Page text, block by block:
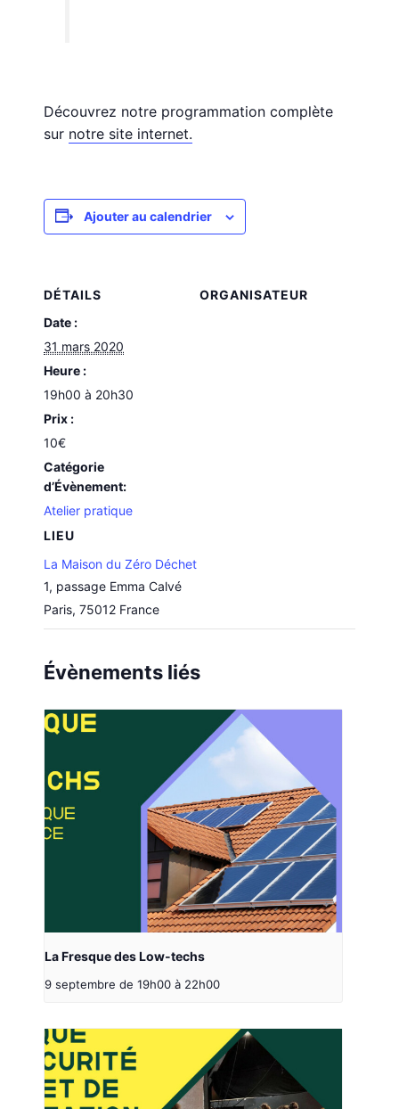
Découvrez notre programmation complète
sur notre site internet.
Ajouter au calendrier
DÉTAILS
Date :
31 mars 2020
Heure :
19h00 à 20h30
Prix :
10€
Catégorie
d’Évènement:
Atelier pratique
LIEU
La Maison du Zéro Déchet
1, passage Emma Calvé
Paris, 75012 France
ORGANISATEUR
Évènements liés
La Fresque des Low-techs
9 septembre de 19h00 à 22h00